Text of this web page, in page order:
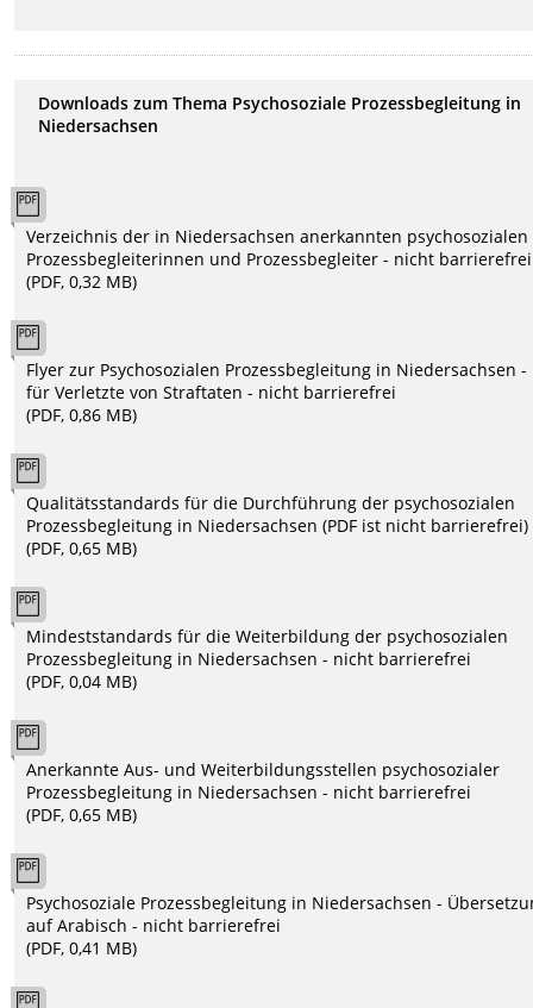
Downloads zum Thema Psychosoziale Prozessbegleitung in
Niedersachsen
Verzeichnis der in Niedersachsen anerkannten psychosozialen
Prozessbegleiterinnen und Prozessbegleiter - nicht barrierefrei
(PDF, 0,32 MB)
Flyer zur Psychosozialen Prozessbegleitung in Niedersachsen -
für Verletzte von Straftaten - nicht barrierefrei
(PDF, 0,86 MB)
Qualitätsstandards für die Durchführung der psychosozialen
Prozessbegleitung in Niedersachsen (PDF ist nicht barrierefrei)
(PDF, 0,65 MB)
Mindeststandards für die Weiterbildung der psychosozialen
Prozessbegleitung in Niedersachsen - nicht barrierefrei
(PDF, 0,04 MB)
Anerkannte Aus- und Weiterbildungsstellen psychosozialer
Prozessbegleitung in Niedersachsen - nicht barrierefrei
(PDF, 0,65 MB)
Psychosoziale Prozessbegleitung in Niedersachsen -
auf Arabisch - nicht barrierefrei
(PDF, 0,41 MB)